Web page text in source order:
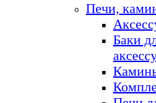
Печи,
Баки